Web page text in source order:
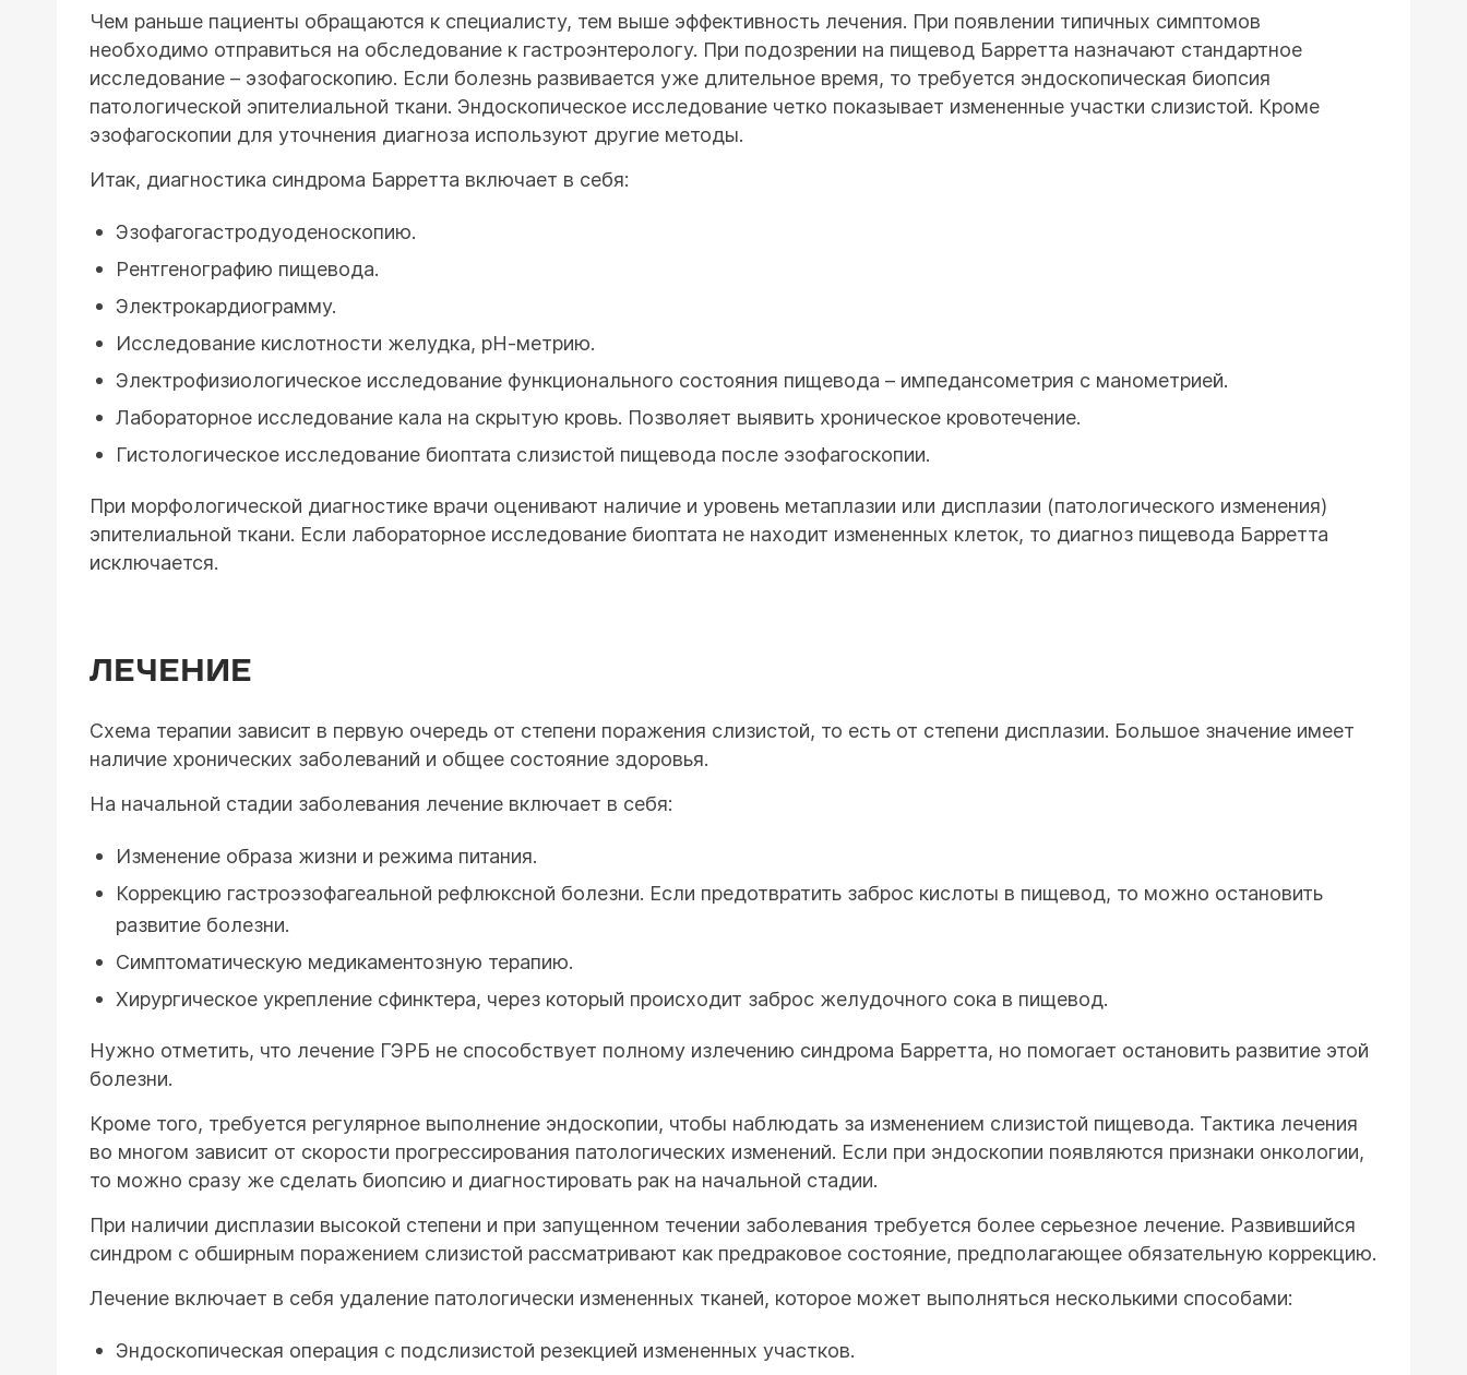
Чем раньше пациенты обращаются к специалисту, тем выше эффективность лечения. При появлении типичных симптомов
необходимо отправиться на обследование к гастроэнтерологу. При подозрении на пищевод Барретта назначают стандартное
исследование – эзофагоскопию. Если болезнь развивается уже длительное время, то требуется эндоскопическая биопсия
патологической эпителиальной ткани. Эндоскопическое исследование четко показывает измененные участки слизистой. Кроме
эзофагоскопии для уточнения диагноза используют другие методы.
Итак, диагностика синдрома Барретта включает в себя:
Эзофагогастродуоденоскопию.
Рентгенографию пищевода.
Электрокардиограмму.
Исследование кислотности желудка, рН-метрию.
Электрофизиологическое исследование функционального состояния пищевода – импедансометрия с манометрией.
Лабораторное исследование кала на скрытую кровь. Позволяет выявить хроническое кровотечение.
Гистологическое исследование биоптата слизистой пищевода после эзофагоскопии.
При морфологической диагностике врачи оценивают наличие и уровень метаплазии или дисплазии (патологического изменения)
эпителиальной ткани. Если лабораторное исследование биоптата не находит измененных клеток, то диагноз пищевода Барретта
исключается.
ЛЕЧЕНИЕ
Схема терапии зависит в первую очередь от степени поражения слизистой, то есть от степени дисплазии. Большое значение имеет
наличие хронических заболеваний и общее состояние здоровья.
На начальной стадии заболевания лечение включает в себя:
Изменение образа жизни и режима питания.
Коррекцию гастроэзофагеальной рефлюксной болезни. Если предотвратить заброс кислоты в пищевод, то можно остановить
развитие болезни.
Симптоматическую медикаментозную терапию.
Хирургическое укрепление сфинктера, через который происходит заброс желудочного сока в пищевод.
Нужно отметить, что лечение ГЭРБ не способствует полному излечению синдрома Барретта, но помогает остановить развитие этой
болезни.
Кроме того, требуется регулярное выполнение эндоскопии, чтобы наблюдать за изменением слизистой пищевода. Тактика лечения
во многом зависит от скорости прогрессирования патологических изменений. Если при эндоскопии появляются признаки онкологии,
то можно сразу же сделать биопсию и диагностировать рак на начальной стадии.
При наличии дисплазии высокой степени и при запущенном течении заболевания требуется более серьезное лечение. Развившийся
синдром с обширным поражением слизистой рассматривают как предраковое состояние, предполагающее обязательную коррекцию.
Лечение включает в себя удаление патологически измененных тканей, которое может выполняться несколькими способами:
Эндоскопическая операция с подслизистой резекцией измененных участков.